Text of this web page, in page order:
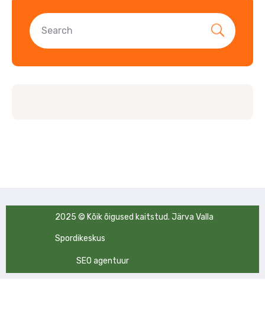
2025 © Kõik õigused kaitstud. Järva Valla
Spordikeskus
SEO agentuur